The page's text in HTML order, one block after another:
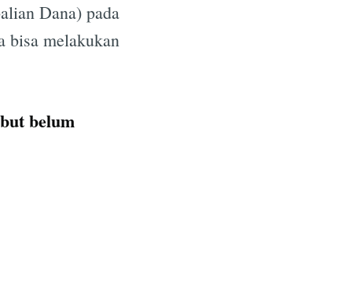
Dana) pada
bisa melakukan
belum